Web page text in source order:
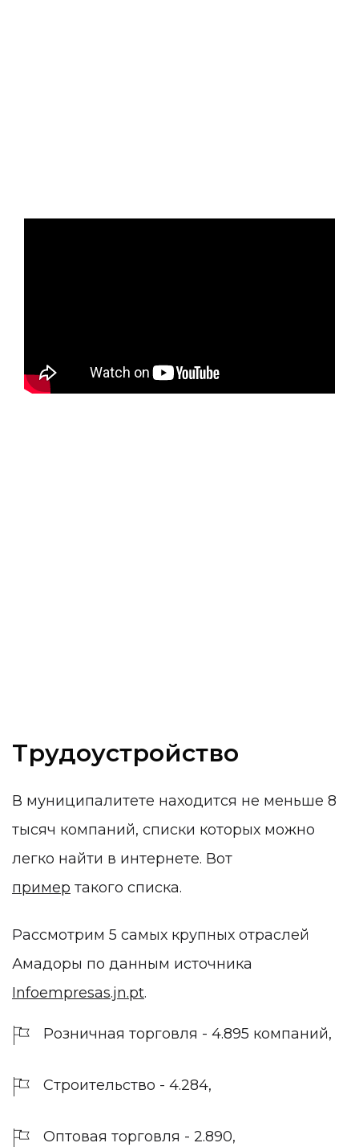
Трудоустройство
В муниципалитете находится не меньше 8
тысяч компаний, списки которых можно
легко найти в интернете. Вот
пример такого списка.
Рассмотрим 5 самых крупных отраслей
Амадоры по данным источника
Infoempresas.jn.pt.
Розничная торговля - 4.895 компаний,
Строительство - 4.284,
Оптовая торговля - 2.890,